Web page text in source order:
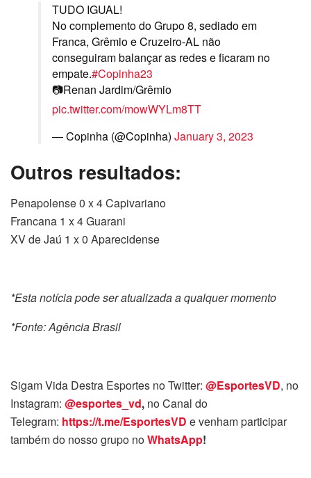
TUDO IGUAL!
No complemento do Grupo 8, sediado em
Franca, Grêmio e Cruzeiro-AL não
conseguiram balançar as redes e ficaram no
empate.#Copinha23
📷Renan Jardim/Grêmio
pic.twitter.com/mowWYLm8TT
— Copinha (@Copinha) January 3, 2023
Outros resultados:
Penapolense 0 x 4 Capivariano
Francana 1 x 4 Guarani
XV de Jaú 1 x 0 Aparecidense
*Esta notícia pode ser atualizada a qualquer momento
*Fonte: Agência Brasil
Sigam Vida Destra Esportes no Twitter: @EsportesVD, no
Instagram: @esportes_vd, no Canal do
Telegram: https://t.me/EsportesVD e venham participar
também do nosso grupo noWhatsApp!